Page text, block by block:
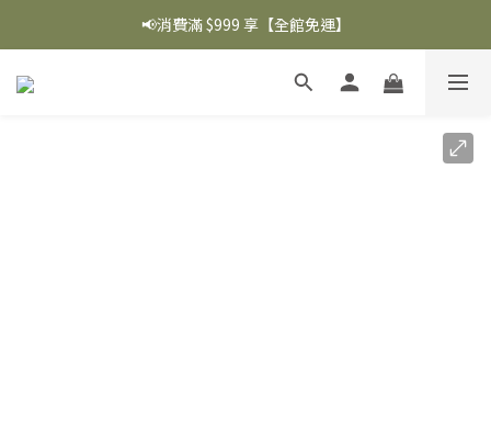
📢消費滿 $999 享【全館免運】